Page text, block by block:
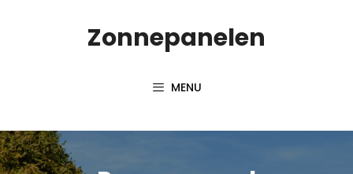
Zonnepanelen
MENU